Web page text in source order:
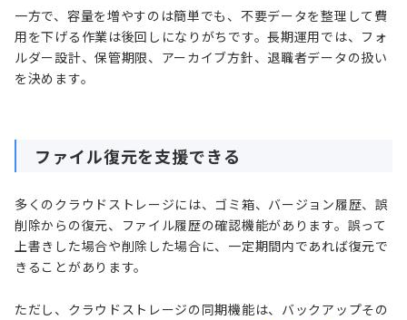
一方で、容量を増やすのは簡単でも、不要データを整理して費
用を下げる作業は後回しになりがちです。長期運用では、フォ
ルダー設計、保管期限、アーカイブ方針、退職者データの扱い
を決めます。
ファイル復元を支援できる
多くのクラウドストレージには、ゴミ箱、バージョン履歴、誤
削除からの復元、ファイル履歴の確認機能があります。誤って
上書きした場合や削除した場合に、一定期間内であれば復元で
きることがあります。
ただし、クラウドストレージの同期機能は、バックアップその